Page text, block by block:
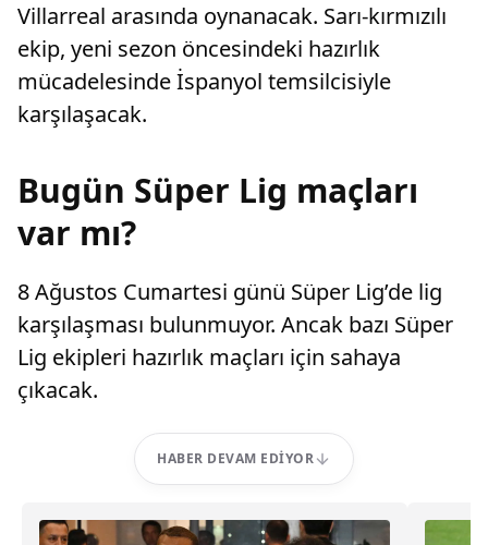
Villarreal arasında oynanacak. Sarı-kırmızılı
ekip, yeni sezon öncesindeki hazırlık
mücadelesinde İspanyol temsilcisiyle
karşılaşacak.
Bugün Süper Lig maçları
var mı?
8 Ağustos Cumartesi günü Süper Lig’de lig
karşılaşması bulunmuyor. Ancak bazı Süper
Lig ekipleri hazırlık maçları için sahaya
çıkacak.
HABER DEVAM EDIYOR